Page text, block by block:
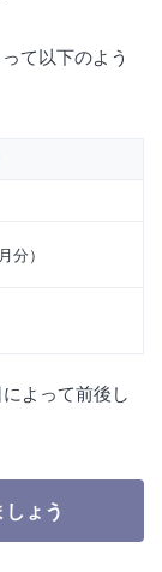
て以下のよう
分）
よって前後し
ょう